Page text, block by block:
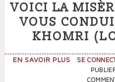
VOICI LA
VOUS
KHOMRI
EN SAVOIR PLUS SUR
SE